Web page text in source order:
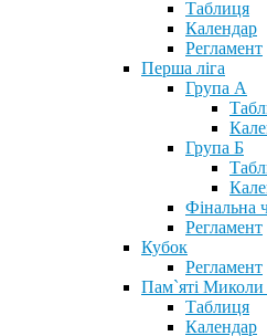
Таблиця
Календар
Регламент
Перша ліга
Група А
Група Б
Фінальна
Регламент
Кубок
Регламент
Пам`яті Миколи
Таблиця
Календар